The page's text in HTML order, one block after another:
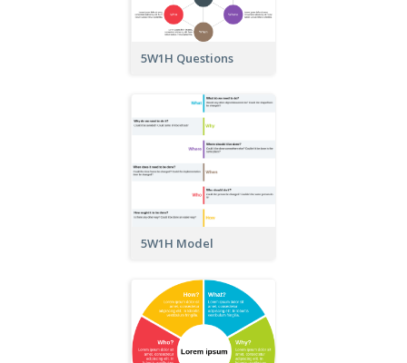
5W1H Questions
5W1H Model